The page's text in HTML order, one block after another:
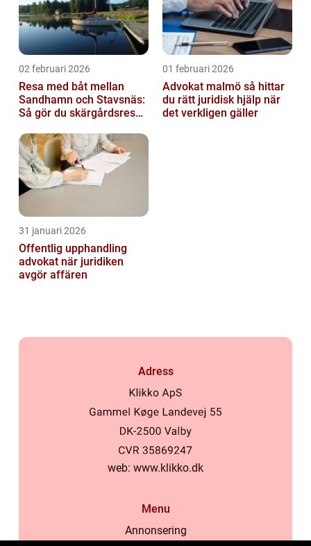
02 februari 2026
Resa med båt mellan
Sandhamn och Stavsnäs:
Så gör du skärgårdsresan
01 februari 2026
Advokat malmö så hittar
du rätt juridisk hjälp när
det verkligen gäller
31 januari 2026
Offentlig upphandling
advokat när juridiken
avgör affären
Adress
web: www.klikko.dk
Menu
Annonsering